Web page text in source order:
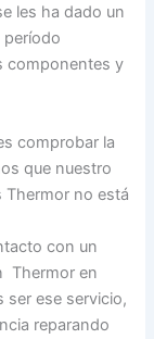
les ha dado un
período
componentes y
comprobar la
que nuestro
Thermor no está
con un
Thermor en
ser ese servicio,
reparando